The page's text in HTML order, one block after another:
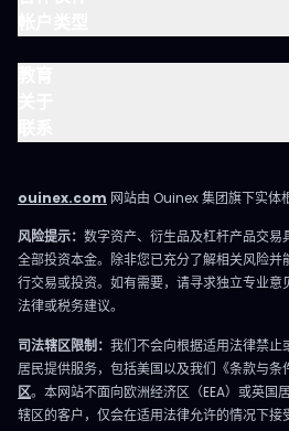
ouinex.com 网站由 Ouinex 集团旗下实体
风险提示： 数字资产、衍生品及杠杆产品交
全部投资本金。除非您已充分了解相关风险
行交易或投资。如有需要，请寻求独立专业意
法律或税务建议。
司法辖区限制： 我们不会向根据适用法律禁止
居民提供服务，包括美国以及我们《条款与条
区。本网站不面向欧洲经济区（EEA）或英国
辖区的客户，仅会在适用法律允许的情况下接